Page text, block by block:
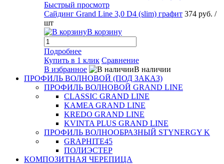
Быстрый просмотр
Сайдинг Grand Line 3,0 D4 (slim) графит 374 руб. /
шт
В корзину
Подробнее
Купить в 1 клик Сравнение
В избранное
В наличии
ПРОФИЛЬ ВОЛНОВОЙ (ПОД ЗАКАЗ)
ПРОФИЛЬ ВОЛНОВОЙ GRAND LINE
CLASSIC GRAND LINE
KAMEA GRAND LINE
KREDO GRAND LINE
KVINTA PLUS GRAND LINE
ПРОФИЛЬ ВОЛНООБРАЗНЫЙ STYNERGY K
GRAPHITE45
ПОЛИЭСТЕР
КОМПОЗИТНАЯ ЧЕРЕПИЦА